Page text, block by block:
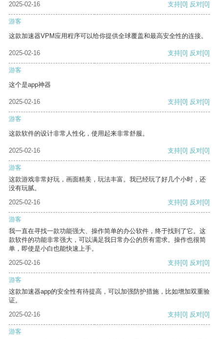
2025-02-16
支持[0] 反对[0]
游客
这款加速器VPM应用程序可以给你提供全球覆盖和最高安全性的连接。
2025-02-16 支持[0] 反对[0]
游客
这个是app神器
2025-02-16 支持[0] 反对[0]
游客
这款软件的设计非常人性化，使用起来非常舒服。
2025-02-16 支持[0] 反对[0]
游客
这款游戏非常好玩，画面精美，玩法丰富。我已经玩了好几个小时，还
没有玩腻。
2025-02-16
支持[0] 反对[0]
游客
我一直在寻找一款功能强大、操作简单的办公软件，终于找到了它。这
款软件的功能非常强大，可以满足我日常办公的所有需求。操作也很简
单，即使是小白也能快速上手。
2025-02-16
支持[0] 反对[0]
游客
这款加速器app的安全性有待提高，可以加强防护措施，比如增加双重验
证。
2025-02-16
支持[0] 反对[0]
游客